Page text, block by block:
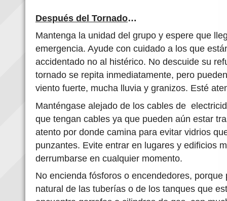
Después del Tornado…
Mantenga la unidad del grupo y espere que
emergencia. Ayude con cuidado a los que
accidentado no al histérico. No descuide su
tornado se repita inmediatamente, pero
viento fuerte, mucha lluvia y granizos. Esté
Manténgase alejado de los cables de
que tengan cables ya que pueden aún estar
atento por donde camina para evitar vidrios
punzantes. Evite entrar en lugares y edificios
derrumbarse en cualquier momento.
No encienda fósforos o encendedores,
natural de las tuberías o de los tanques que